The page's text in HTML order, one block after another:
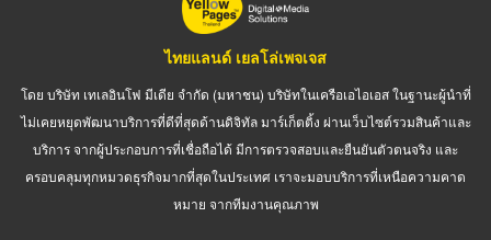
ไทยแลนด์ เยลโล่เพจเจส
โดย บริษัท เทเลอินโฟ มีเดีย จำกัด (มหาชน) บริษัทในเครือเอไอเอส ในฐานะผู้นำที่
ไม่เคยหยุดพัฒนาบริการที่ดีที่สุดด้านดิจิทัล มาร์เก็ตติ้ง ผ่านเว็บไซต์รวมสินค้าและ
บริการ จากผู้ประกอบการที่เชื่อถือได้ มีการตรวจสอบและยืนยันตัวตนจริง และ
ครอบคลุมทุกหมวดธุรกิจมากที่สุดในประเทศ เราจะมอบบริการที่เหนือความคาด
หมาย จากทีมงานคุณภาพ